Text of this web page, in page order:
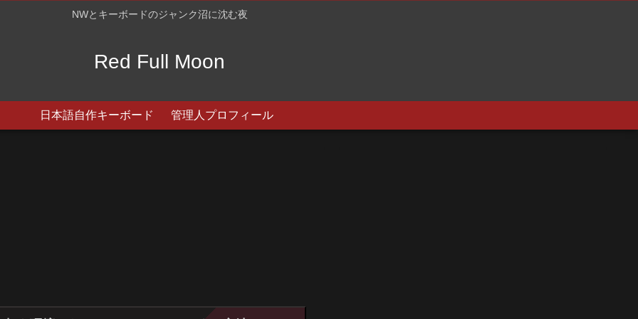
NWとキーボードのジャンク沼に沈む夜
Red Full Moon
日本語自作キーボード 管理人プロフィール